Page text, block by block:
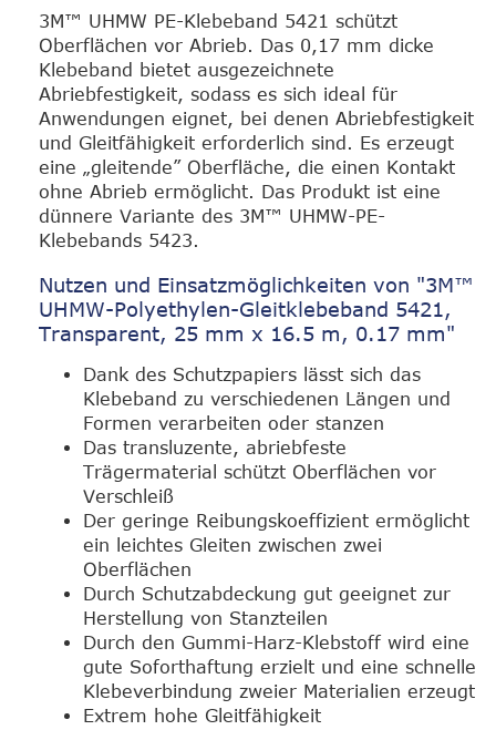
3M™ UHMW PE-Klebeband 5421 schützt
Oberflächen vor Abrieb. Das 0,17 mm dicke
Klebeband bietet ausgezeichnete
Abriebfestigkeit, sodass es sich ideal für
Anwendungen eignet, bei denen Abriebfestigkeit
und Gleitfähigkeit erforderlich sind. Es erzeugt
eine „gleitende” Oberfläche, die einen Kontakt
ohne Abrieb ermöglicht. Das Produkt ist eine
dünnere Variante des 3M™ UHMW-PE-
Klebebands 5423.
Nutzen und Einsatzmöglichkeiten von "3M™
UHMW-Polyethylen-Gleitklebeband 5421,
Transparent, 25 mm x 16.5 m, 0.17 mm"
Dank des Schutzpapiers lässt sich das
Klebeband zu verschiedenen Längen und
Formen verarbeiten oder stanzen
Das transluzente, abriebfeste
Trägermaterial schützt Oberflächen vor
Verschleiß
Der geringe Reibungskoeffizient ermöglicht
ein leichtes Gleiten zwischen zwei
Oberflächen
Durch Schutzabdeckung gut geeignet zur
Herstellung von Stanzteilen
Durch den Gummi-Harz-Klebstoff wird eine
gute Soforthaftung erzielt und eine schnelle
Klebeverbindung zweier Materialien erzeugt
Extrem hohe Gleitfähigkeit